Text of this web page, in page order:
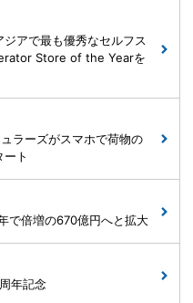
アで最も優秀なセルフス
Store of the Yearを
ラーズがスマホで荷物の
ト
で倍増の670億円へと拡大
年記念